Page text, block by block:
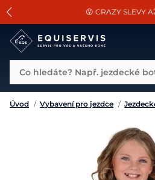
SLEVA 13% na vše
😮 CRAZY SLEVY
📐Pasování a doplňky k
Úvod / Vybavení pro jezdce /